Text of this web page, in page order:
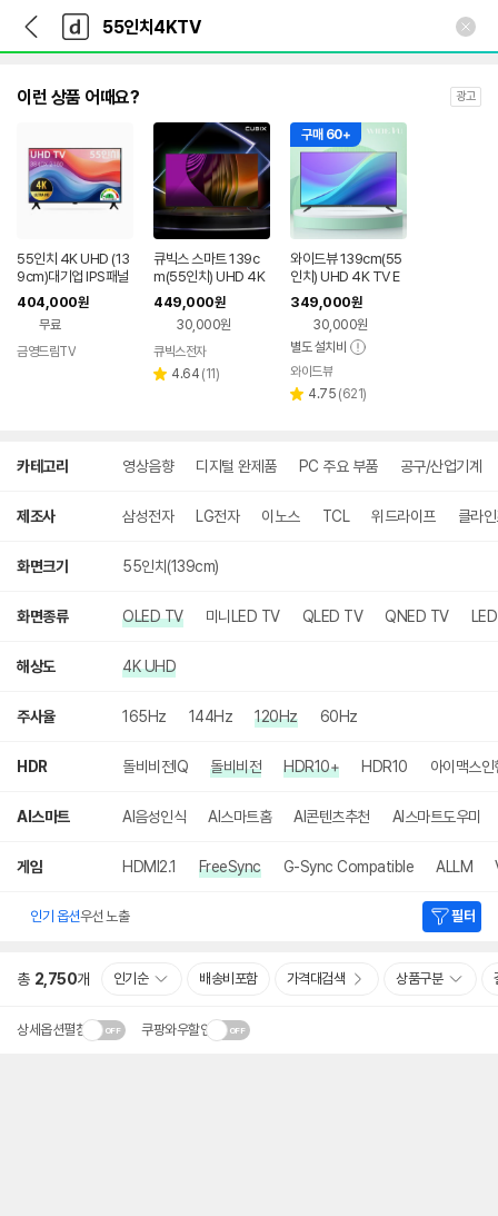
다
나
와
가
다
와
인
이런 상품 어때요? 광고
55인치 4K UHD (13
9cm)대기업 IPS패널
중소기업TV 제주/서
귀포 당일설치 제주TV
총판
404,000원
무료
금영드림TV
큐빅스 스마트 139c
m(55인치) UHD 4K
TV LED 구글 안드로
이드 GTCBX55UH
D-A1
449,000원
30,000원
페이
큐빅스전자
별 4.64 리
(11)
구매 60+
와이드뷰 139cm(55
인치) UHD 4K TV E
KW55UT1 에너지1
등급 기사방문 스탠드
설치 무료
349,000원
30,000원
별도 설치비
와이드뷰
별 4.75 리
(621)
카테고리 영상음향 디지털 완제품 PC 주요 부품 공구/산업기계
제조사 삼성전자 LG전자 이노스 TCL 위드라이프 클라
화면크기 55인치(139cm)
화면종류 OLED TV 미니LED TV QLED TV QNED TV
해상도 4K UHD
주사율 165Hz 144Hz 120Hz 60Hz
HDR 돌비비전IQ 돌비비전 HDR10+ HDR10 아이맥스인
AI스마트 AI음성인식 AI스마트홈 AI콘텐츠추천 AI스마트도우미
게임 HDMI2.1 FreeSync G-Sync Compatible ALLM
인기 옵션우선 노출 필터
총 2,750개 인기순 배송비포함 가격대검색 상품구분
상세옵션펼침 쿠팡와우할인